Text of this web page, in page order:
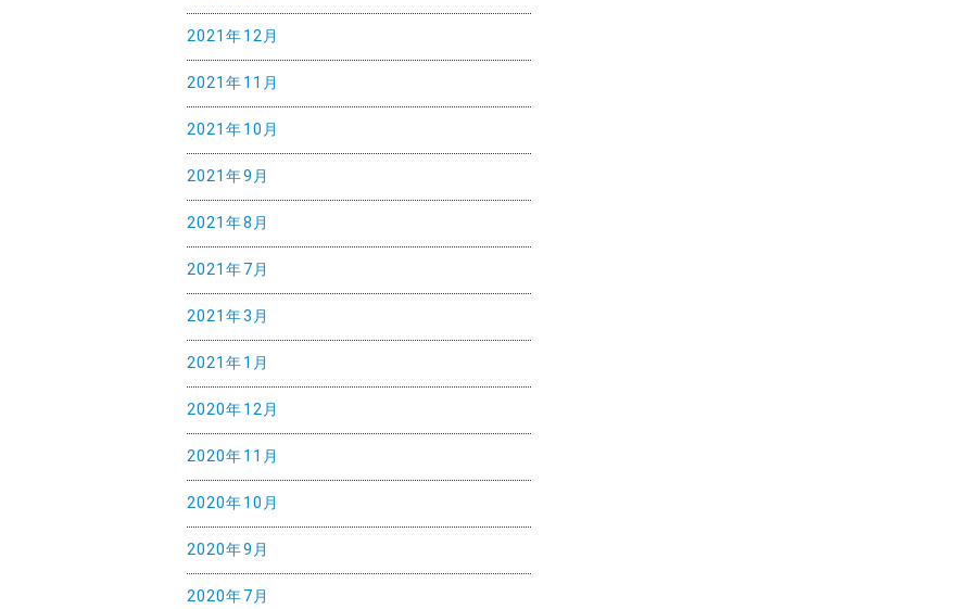
2021年12月
2021年11月
2021年10月
2021年9月
2021年8月
2021年7月
2021年3月
2021年1月
2020年12月
2020年11月
2020年10月
2020年9月
2020年7月